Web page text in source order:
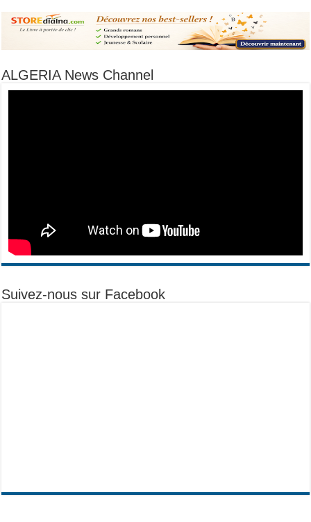
ALGERIA News Channel
Suivez-nous sur Facebook